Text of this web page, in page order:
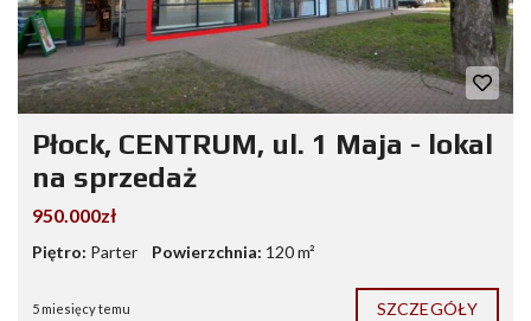
Płock, CENTRUM, ul. 1 Maja - lokal
na sprzedaż
950.000zł
Piętro: Parter Powierzchnia: 120 m²
5 miesięcy temu SZCZEGÓŁY